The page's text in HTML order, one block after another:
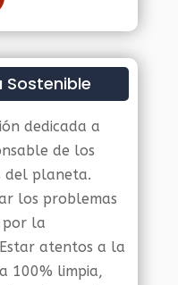
Sostenible
dedicada a
de los
del planeta.
los problemas
por la
atentos a la
100% limpia,